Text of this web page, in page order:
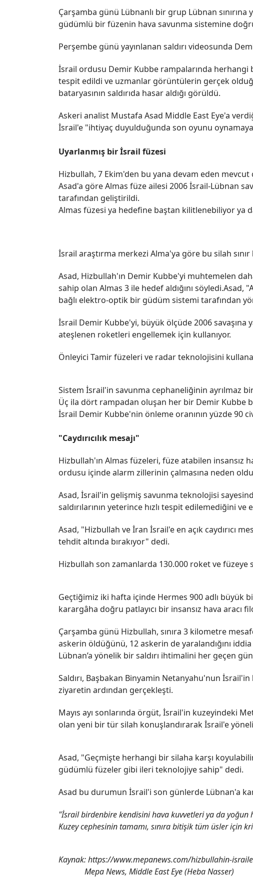
Çarşamba günü Lübnanlı bir grup Lübnan
güdümlü bir füzenin hava savunma sistemine
Perşembe günü yayınlanan saldırı videosunda
İsrail ordusu Demir Kubbe rampalarında herhangi
tespit edildi ve uzmanlar görüntülerin gerçek
bataryasının saldırıda hasar aldığı görüldü.
Askeri analist Mustafa Asad Middle East Eye'a
İsrail'e "ihtiyaç duyulduğunda son oyunu
Uyarlanmış bir İsrail füzesi
Hizbullah, 7 Ekim'den bu yana devam eden mevcut
Asad'a göre Almas füze ailesi 2006 İsrail-Lübnan
tarafından geliştirildi.
Almas füzesi ya hedefine baştan kilitlenebiliyor ya
İsrail araştırma merkezi Alma'ya göre bu silah
Asad, Hizbullah'ın Demir Kubbe'yi muhtemelen
sahip olan Almas 3 ile hedef aldığını
bağlı elektro-optik bir güdüm sistemi tarafından
İsrail Demir Kubbe'yi, büyük ölçüde 2006 savaşına
ateşlenen roketleri engellemek için kullanıyor.
Önleyici Tamir füzeleri ve radar teknolojisini
Sistem İsrail'in savunma cephaneliğinin ayrılmaz
Üç ila dört rampadan oluşan her bir Demir Kubbe
İsrail Demir Kubbe'nin önleme oranının yüzde 90
"Caydırıcılık mesajı"
Hizbullah'ın Almas füzeleri, füze atabilen insansız
ordusu içinde alarm zillerinin çalmasına neden
Asad, İsrail'in gelişmiş savunma teknolojisi
saldırılarının yeterince hızlı tespit edilemediğini
Asad, "Hizbullah ve İran İsrail'e en açık caydırıcı
tehdit altında bırakıyor" dedi.
Hizbullah son zamanlarda 130.000 roket ve
Geçtiğimiz iki hafta içinde Hermes 900 adlı büyük
karargâha doğru patlayıcı bir insansız hava aracı
Çarşamba günü Hizbullah, sınıra 3 kilometre
askerin öldüğünü, 12 askerin de yaralandığını
Lübnan’a yönelik bir saldırı ihtimalini her geçen
Saldırı, Başbakan Binyamin Netanyahu'nun
ziyaretin ardından gerçekleşti.
Mayıs ayı sonlarında örgüt, İsrail'in kuzeyindeki
olan yeni bir tür silah konuşlandırarak İsrail'e
Asad, "Geçmişte herhangi bir silaha karşı
güdümlü füzeler gibi ileri teknolojiye sahip" dedi.
Asad bu durumun İsrail'i son günlerde Lübnan'a
"İsrail birdenbire kendisini hava kuvvetleri ya da yoğun
Kuzey cephesinin tamamı, sınıra bitişik tüm üsler için
Kaynak: https://www.mepanews.com/hizbullahin-
Mepa News, Middle East Eye (Heba Nasser)